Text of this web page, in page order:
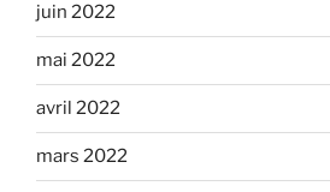
juin 2022
mai 2022
avril 2022
mars 2022